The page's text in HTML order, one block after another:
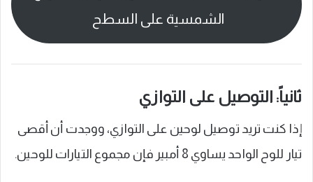
الشمسية على السطح
ثانياً: التوصيل على التوازي
إذا كنت تريد توصيل لوحين على التوازي، ووجدت أن أقصى
تيار للوح الواحد يساوي 8 أمبير فإن مجموع التيارات للوحين.